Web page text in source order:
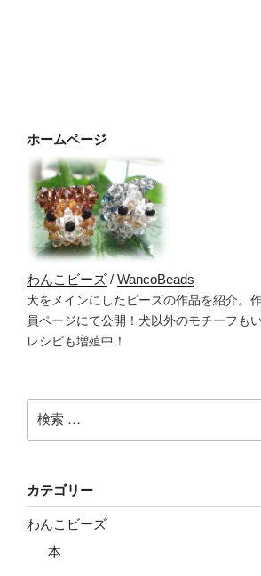
ホームページ
わんこビーズ / WancoBeads
犬をメインにしたビーズの作品を紹介。
員ページにて公開！犬以外のモチーフも
レシピも増殖中！
検
索:
カテゴリー
わんこビーズ
本